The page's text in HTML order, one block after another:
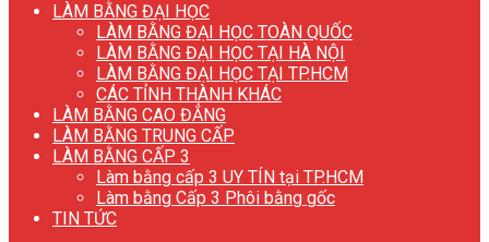
LÀM BẰNG ĐẠI HỌC
LÀM BẰNG ĐẠI HỌC TOÀN QUỐC
LÀM BẰNG ĐẠI HỌC TẠI HÀ NỘI
LÀM BẰNG ĐẠI HỌC TẠI TP.HCM
CÁC TỈNH THÀNH KHÁC
LÀM BẰNG CAO ĐẲNG
LÀM BẰNG TRUNG CẤP
LÀM BẰNG CẤP 3
Làm bằng cấp 3 UY TÍN tại TP.HCM
Làm bằng Cấp 3 Phôi bằng gốc
TIN TỨC